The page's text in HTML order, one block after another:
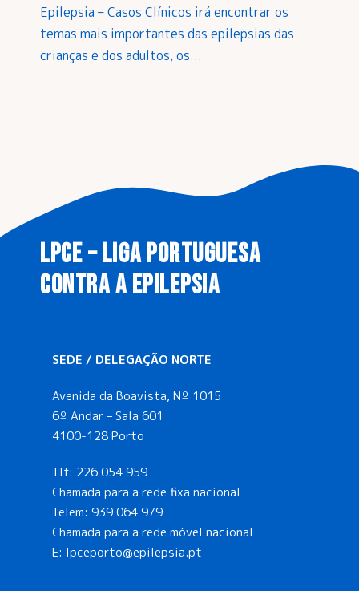
Epilepsia – Casos Clínicos irá encontrar os
temas mais importantes das epilepsias das
crianças e dos adultos, os...
LPCE – LIGA PORTUGUESA
CONTRA A EPILEPSIA
SEDE / DELEGAÇÃO NORTE
Avenida da Boavista, Nº 1015
6º Andar – Sala 601
4100-128 Porto
Tlf: 226 054 959
Chamada para a rede fixa nacional
Telem: 939 064 979
Chamada para a rede móvel nacional
E: lpceporto@epilepsia.pt